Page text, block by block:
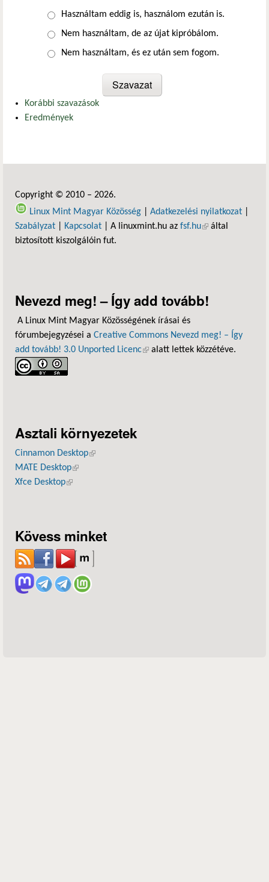
Választások
Használtam eddig is, használom ezután is.
Nem használtam, de az újat kipróbálom.
Nem használtam, és ez után sem fogom.
Korábbi szavazások
Eredmények
Copyright © 2010 – 2026.
Linux Mint Magyar Közösség
Adatkezelési nyilatkozat
Szabályzat
Kapcsolat | A linuxmint.hu az fsf.hu(külső hivatkozás)
által
biztosított kiszolgálóin fut.
Nevezd meg! – Így add tovább!
A Linux Mint Magyar Közösségének írásai és
fórumbejegyzései a Creative Commons Nevezd meg! – Így
add tovább! 3.0 Unported Licenc(külső hivatkozás)
alatt lettek közzétéve.
Asztali környezetek
Cinnamon Desktop(külső hivatkozás)
MATE Desktop(külső hivatkozás)
Xfce Desktop(külső hivatkozás)
Kövess minket